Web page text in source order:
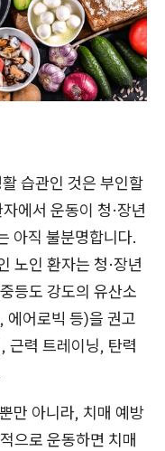
습관인 것은 부인할
에서 운동이 청·장년
아직 불분명합니다.
노인 환자는 청·장년
등도 강도의 유산소
에어로빅 등)을 권고
근력 트레이닝, 탄력
만 아니라, 치매 예방
으로 운동하면 치매